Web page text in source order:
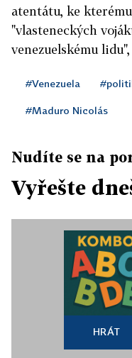
atentátu, ke
"vlasteneckých
venezuelskému
#Venezuela
#Maduro Nicolás
Nudíte se na
Vyřešte
HRÁT